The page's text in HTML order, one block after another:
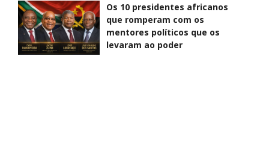
Os 10 presidentes africanos
que romperam com os
mentores políticos que os
levaram ao poder